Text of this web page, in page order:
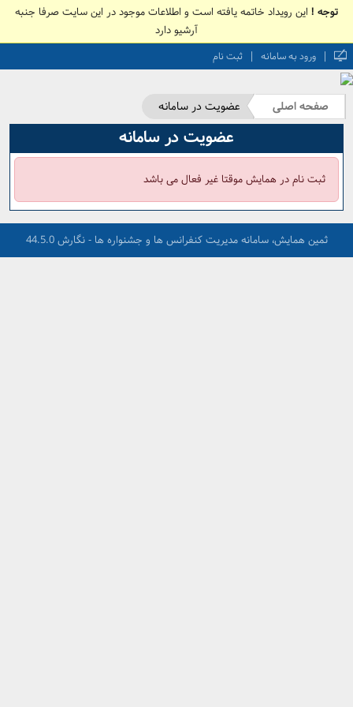
توجه ! این رویداد خاتمه یافته است و اطلاعات موجود در این سایت صرفا جنبه
آرشیو دارد
| ورود به سامانه | ثبت نام
صفحه اصلی عضویت در سامانه
عضویت در سامانه
ثبت نام در همایش موقتا غیر فعال می باشد
ثمین همایش، سامانه مدیریت کنفرانس ها و جشنواره ها - نگارش 44.5.0